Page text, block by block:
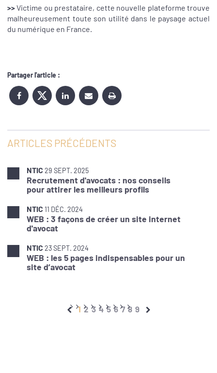
>>Victime ou prestataire, cette nouvelle plateforme trouve
malheureusement toute son utilité dans le paysage actuel
du numérique en France.
Partager l'article :
ARTICLES PRÉCÉDENTS
NTIC 29 SEPT. 2025
Recrutement d'avocats : nos conseils
pour attirer les meilleurs profils
NTIC 11 DÉC. 2024
WEB : 3 façons de créer un site internet
d'avocat
NTIC 23 SEPT. 2024
WEB : les 5 pages indispensables pour un
site d’avocat
1 2 3 4 5 6 7 8 9